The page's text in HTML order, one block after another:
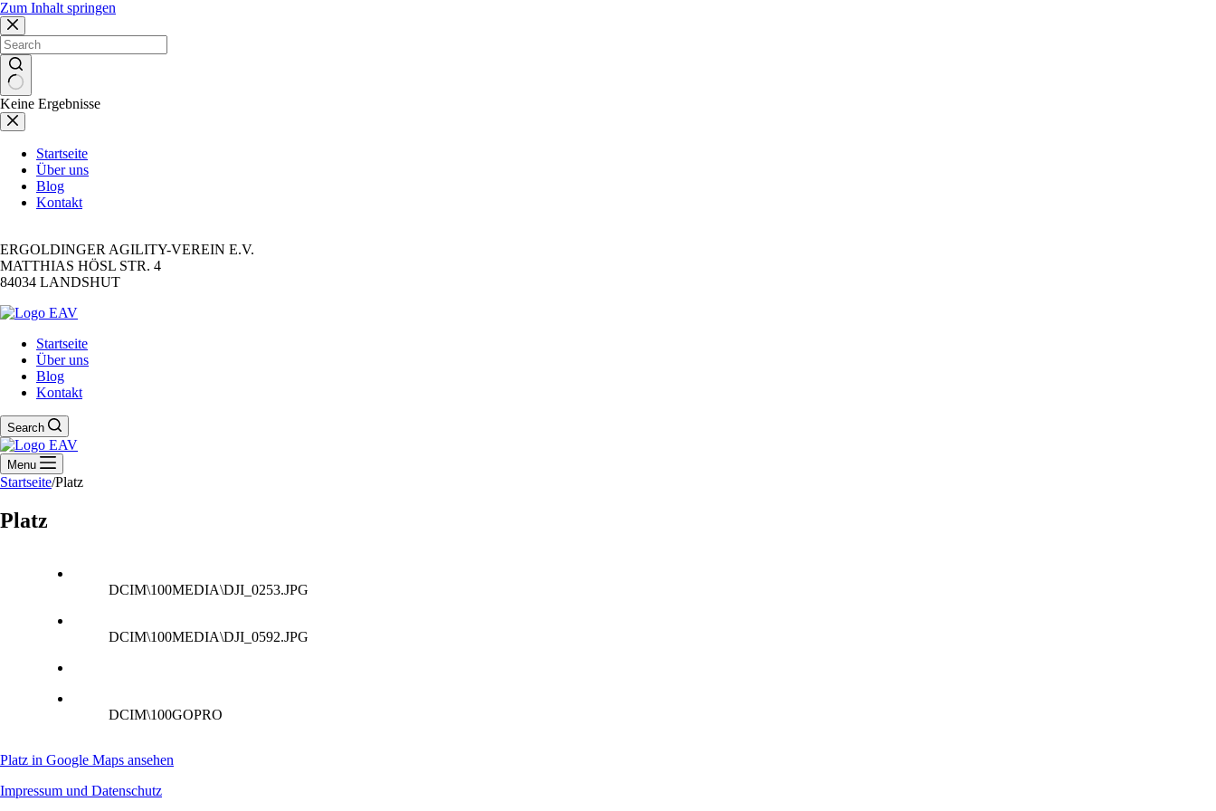
Zum Inhalt springen
Keine Ergebnisse
Startseite
Über uns
Blog
Kontakt
ERGOLDINGER AGILITY-VEREIN E.V.
MATTHIAS HÖSL STR. 4
84034 LANDSHUT
Startseite
Über uns
Blog
Kontakt
Search
Menu
Startseite/Platz
Platz
DCIM\100MEDIA\DJI_0253.JPG
DCIM\100MEDIA\DJI_0592.JPG
DCIM\100GOPRO
Platz in Google Maps ansehen
Impressum und Datenschutz